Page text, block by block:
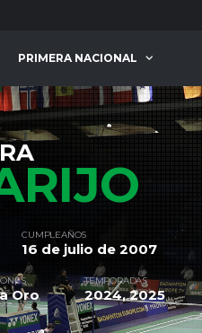
PRIMERA NACIONAL
CUMPLEAÑOS
16 de julio de 2007
Oro
TEMPORADAS
2024, 2025